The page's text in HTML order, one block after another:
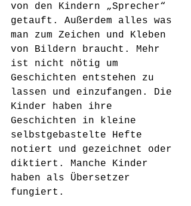
von den Kindern „Sprecher“
getauft. Außerdem alles was
man zum Zeichen und Kleben
von Bildern braucht. Mehr
ist nicht nötig um
Geschichten entstehen zu
lassen und einzufangen. Die
Kinder haben ihre
Geschichten in kleine
selbstgebastelte Hefte
notiert und gezeichnet oder
diktiert. Manche Kinder
haben als Übersetzer
fungiert.